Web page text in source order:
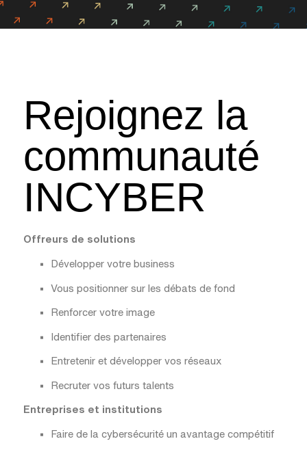
Rejoignez la
communauté
INCYBER
Offreurs de solutions
Développer votre business
Vous positionner sur les débats de fond
Renforcer votre image
Identifier des partenaires
Entretenir et développer vos réseaux
Recruter vos futurs talents
Entreprises et institutions
Faire de la cybersécurité un avantage compétitif